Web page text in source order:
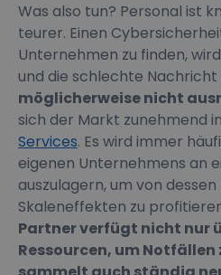
Was also tun? Personal ist
teurer. Einen
Unternehmen zu finden,
und die schlechte Nachricht
möglicherweise nicht
sich der Markt zunehmend
Services. Es wird immer
eigenen Unternehmens an
auszulagern, um von
Skaleneffekten zu
Partner verfügt nicht nur
Ressourcen, um Notfällen